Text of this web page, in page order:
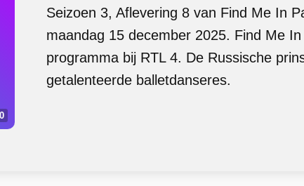
Seizoen 3, Aflevering 8 van Find Me In
maandag 15 december 2025. Find Me
programma bij RTL 4. De Russische
getalenteerde balletdanseres.